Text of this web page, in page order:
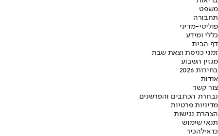
משפט
תחבורה
פוליטי-מדיני
כללי ומידע
דף הבית
זמני כניסת וצאת שבת
מגזין השבוע
בחירות 2026
אודות
צור קשר
נבחרת הכתבים והפרשנים
מדיניות פרטיות
הצהרת נגישות
תנאי שימוש
כדאילהכיר